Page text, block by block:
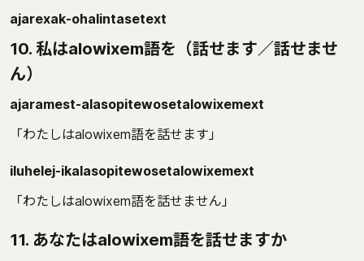
ajarexak-ohalintasetext
10. 私はalowixem語を（話せます／話せませ
ん）
ajaramest-alasopitewosetalowixemext
「わたしはalowixem語を話せます」
iluhelej-ikalasopitewosetalowixemext
「わたしはalowixem語を話せません」
11. あなたはalowixem語を話せますか